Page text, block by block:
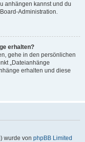
anhängen kannst und du
Administration.
erhalten?
gehe in den persönlichen
„Dateianhänge
erhalten und diese
wurde von phpBB Limited